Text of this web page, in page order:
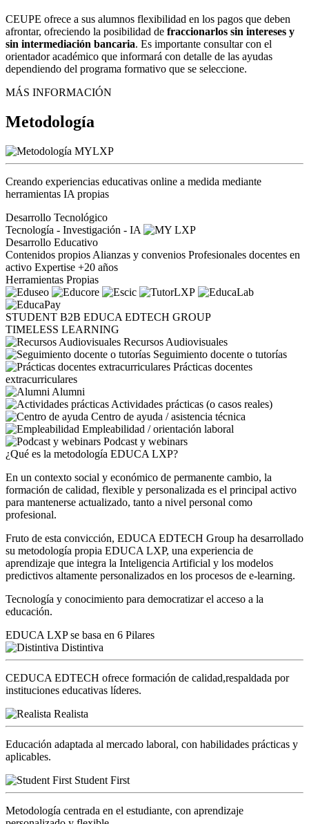
CEUPE ofrece a sus alumnos flexibilidad en los pagos que deben
afrontar, ofreciendo la posibilidad de fraccionarlos sin intereses y
sin intermediación bancaria. Es importante consultar con el
orientador académico que informará con detalle de las ayudas
dependiendo del programa formativo que se seleccione.
MÁS INFORMACIÓN
Metodología
Creando experiencias educativas online a medida mediante
herramientas IA propias
Desarrollo Tecnológico
Tecnología - Investigación - IA
Desarrollo Educativo
Contenidos propios Alianzas y convenios Profesionales docentes en
activo Expertise +20 años
Herramientas Propias
STUDENT B2B EDUCA EDTECH GROUP
TIMELESS LEARNING
Recursos Audiovisuales
Seguimiento docente o tutorías
Prácticas docentes
extracurriculares
Alumni
Actividades prácticas (o casos reales)
Centro de ayuda / asistencia técnica
Empleabilidad / orientación laboral
Podcast y webinars
¿Qué es la metodología EDUCA LXP?
En un contexto social y económico de permanente cambio, la
formación de calidad, flexible y personalizada es el principal activo
para mantenerse actualizado, tanto a nivel personal como
profesional.
Fruto de esta convicción, EDUCA EDTECH Group ha desarrollado
su metodología propia EDUCA LXP, una experiencia de
aprendizaje que integra la Inteligencia Artificial y los modelos
predictivos altamente personalizados en los procesos de e-learning.
Tecnología y conocimiento para democratizar el acceso a la
educación.
EDUCA LXP se basa en 6 Pilares
Distintiva
CEDUCA EDTECH ofrece formación de calidad,respaldada por
instituciones educativas líderes.
Realista
Educación adaptada al mercado laboral, con habilidades prácticas y
aplicables.
Student First
Metodología centrada en el estudiante, con aprendizaje